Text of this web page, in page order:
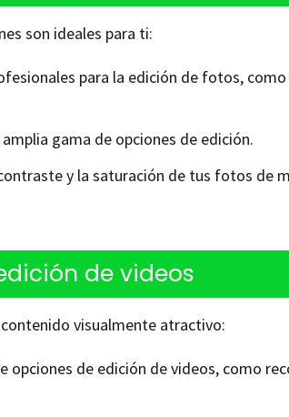
son ideales para ti:
para la edición de fotos,
gama de opciones de edición.
y la saturación de tus fotos de
de videos
visualmente atractivo:
opciones de edición de videos, como